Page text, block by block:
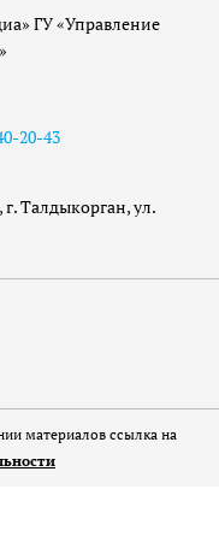
ГУ «Управление
20-43
г. Талдыкорган, ул.
материалов ссылка на